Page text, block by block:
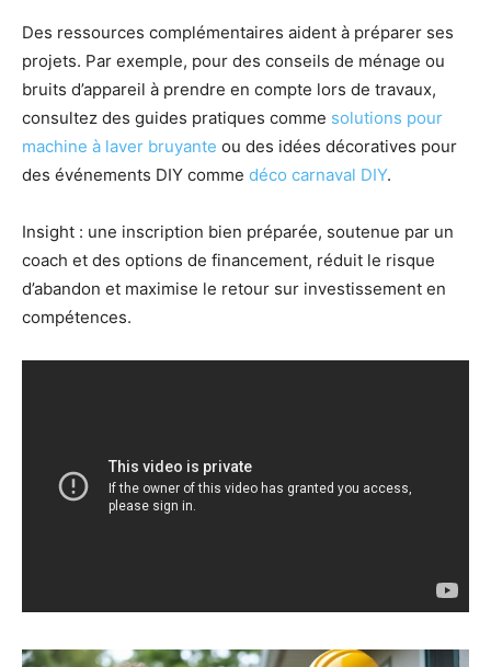
Des ressources complémentaires aident à préparer ses
projets. Par exemple, pour des conseils de ménage ou
bruits d’appareil à prendre en compte lors de travaux,
consultez des guides pratiques comme solutions pour
machine à laver bruyante ou des idées décoratives pour
des événements DIY comme déco carnaval DIY.
Insight : une inscription bien préparée, soutenue par un
coach et des options de financement, réduit le risque
d’abandon et maximise le retour sur investissement en
compétences.